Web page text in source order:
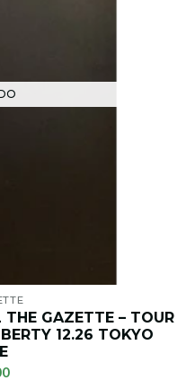
GAZETTE – TOUR
12.26 TOKYO